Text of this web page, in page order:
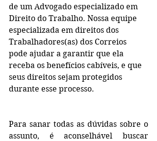
de um Advogado especializado em
Direito do Trabalho. Nossa equipe
especializada em direitos dos
Trabalhadores(as) dos Correios
pode ajudar a garantir que ela
receba os benefícios cabíveis, e que
seus direitos sejam protegidos
durante esse processo.
Para sanar todas as dúvidas sobre o
assunto, é aconselhável buscar